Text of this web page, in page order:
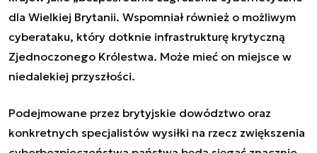
dla Wielkiej Brytanii. Wspomniał również o możliwym
cyberataku, który dotknie infrastrukturę krytyczną
Zjednoczonego Królestwa. Może mieć on miejsce w
niedalekiej przyszłości.
Podejmowane przez brytyjskie dowództwo oraz
konkretnych specjalistów wysiłki na rzecz zwiększenia